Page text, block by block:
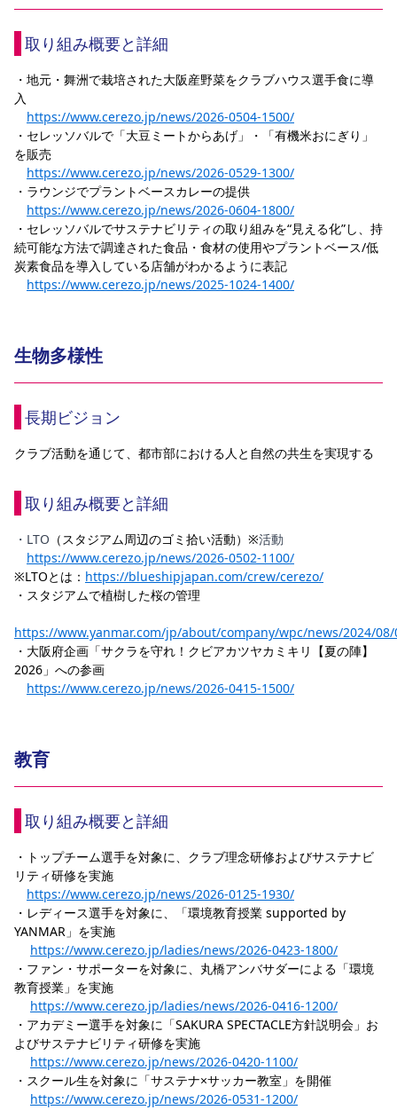
取り組み概要と詳細
・地元・舞洲で栽培された大阪産野菜をクラブハウス選手食に導
入
https://www.cerezo.jp/news/2026-0504-1500/
・セレッソバルで「大豆ミートからあげ」・「有機米おにぎり」
を販売
https://www.cerezo.jp/news/2026-0529-1300/
・ラウンジでプラントベースカレーの提供
https://www.cerezo.jp/news/2026-0604-1800/
・セレッソバルでサステナビリティの取り組みを“見える化”し、 持
続可能な方法で調達された食品・食材の使用やプラントベース/低
炭素食品を導入している店舗がわかるように表記
https://www.cerezo.jp/news/2025-1024-1400/
生物多様性
長期ビジョン
クラブ活動を通じて、都市部における人と自然の共生を実現する
取り組み概要と詳細
・LTO （スタジアム周辺のゴミ拾い活動）※活動
https://www.cerezo.jp/news/2026-0502-1100/
※LTOとは： https://blueshipjapan.com/crew/cerezo/
・スタジアムで植樹した桜の管理
https://www.yanmar.com/jp/about/company/wpc/news/2024/
・大阪府企画「サクラを守れ！クビアカツヤカミキリ【夏の陣】
2026」への参画
https://www.cerezo.jp/news/2026-0415-1500/
教育
取り組み概要と詳細
・トップチーム選手を対象に、クラブ理念研修およびサステナビ
リティ研修を実施
https://www.cerezo.jp/news/2026-0125-1930/
・レディース選手を対象に、「環境教育授業 supported by
YANMAR」を実施
https://www.cerezo.jp/ladies/news/2026-0423-1800/
・ファン・サポーターを対象に、丸橋アンバサダーによる「環境
教育授業」を実施
https://www.cerezo.jp/ladies/news/2026-0416-1200/
・アカデミー選手を対象に「SAKURA SPECTACLE方針説明会」お
よびサステナビリティ研修を実施
https://www.cerezo.jp/news/2026-0420-1100/
・スクール生を対象に「サステナ×サッカー教室」を開催
https://www.cerezo.jp/news/2026-0531-1200/